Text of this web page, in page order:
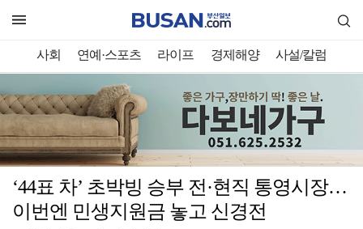
사회 연예·스포츠 라이프 경제해양 사설/칼럼
‘44표 차’ 초박빙 승부 전·현직 통영시장…
이번엔 민생지원금 놓고 신경전